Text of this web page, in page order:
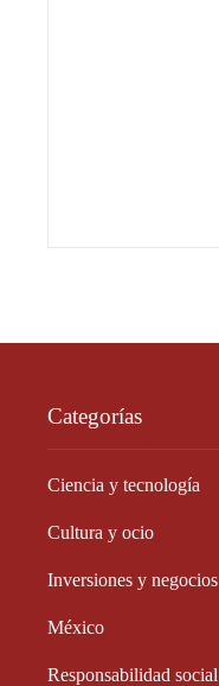
Categorías
Ciencia y tecnología
Cultura y ocio
Inversiones y negocios
México
Responsabilidad social